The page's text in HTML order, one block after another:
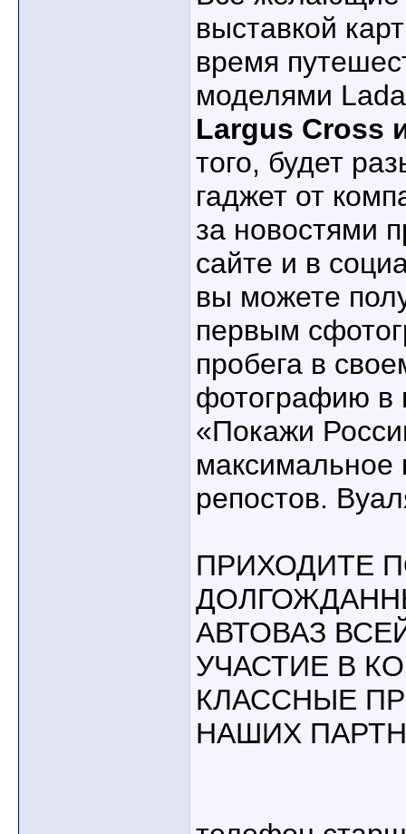
выставкой
время
моделями
Largus Cross
того, будет
гаджет от
за новостями
сайте и в
вы можете
первым
пробега в
фотографию в
«Покажи
максимальное
репостов.
ПРИХОДИТЕ
АВТОВАЗ
УЧАСТИЕ В
КЛАССНЫЕ
НАШИХ